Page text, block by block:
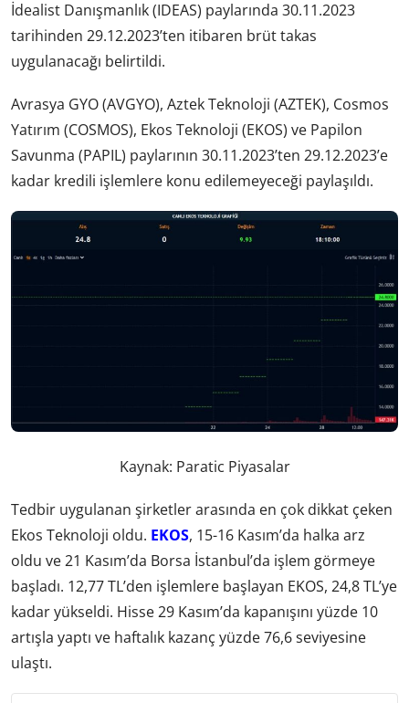
İdealist Danışmanlık (IDEAS) paylarında 30.11.2023
tarihinden 29.12.2023’ten itibaren brüt takas
uygulanacağı belirtildi.
Avrasya GYO (AVGYO), Aztek Teknoloji (AZTEK), Cosmos
Yatırım (COSMOS), Ekos Teknoloji (EKOS) ve Papilon
Savunma (PAPIL) paylarının 30.11.2023’ten 29.12.2023’e
kadar kredili işlemlere konu edilemeyeceği paylaşıldı.
Kaynak: Paratic Piyasalar
Tedbir uygulanan şirketler arasında en çok dikkat çeken
Ekos Teknoloji oldu. EKOS, 15-16 Kasım’da halka arz
oldu ve 21 Kasım’da Borsa İstanbul’da işlem görmeye
başladı. 12,77 TL’den işlemlere başlayan EKOS, 24,8 TL’ye
kadar yükseldi. Hisse 29 Kasım’da kapanışını yüzde 10
artışla yaptı ve haftalık kazanç yüzde 76,6 seviyesine
ulaştı.